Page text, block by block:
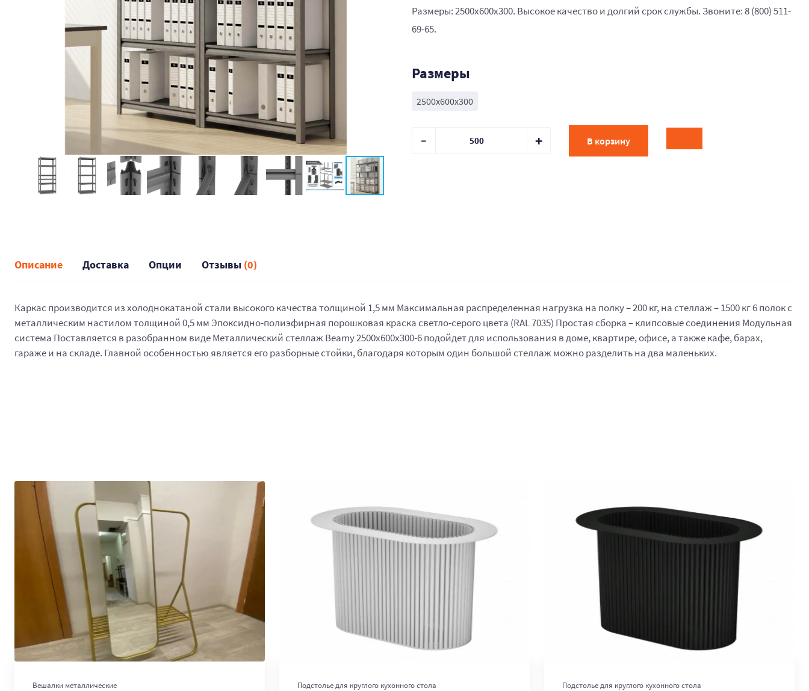
Размеры: 2500x600x300. Высокое качество и долгий срок службы. Звоните: 8 (800) 511-
69-65.
Размеры
2500x600x300
В корзину
Описание Доставка Опции Отзывы (0)
Каркас производится из холоднокатаной стали высокого качества толщиной 1,5 мм Максимальная распределенная нагрузка на полку – 200 кг, на стеллаж – 1500 кг 6 полок с
металлическим настилом толщиной 0,5 мм Эпоксидно-полиэфирная порошковая краска светло-серого цвета (RAL 7035) Простая сборка – клипсовые соединения Модульная
система Поставляется в разобранном виде Металлический стеллаж Beamy 2500x600x300-6 подойдет для использования в доме, квартире, офисе, а также кафе, барах,
гараже и на складе. Главной особенностью является его разборные стойки, благодаря которым один большой стеллаж можно разделить на два маленьких.
Вешалки металлические В корзину
Подстолье для круглого кухонного стола В корзину
Подстолье для круглого кухонного стола